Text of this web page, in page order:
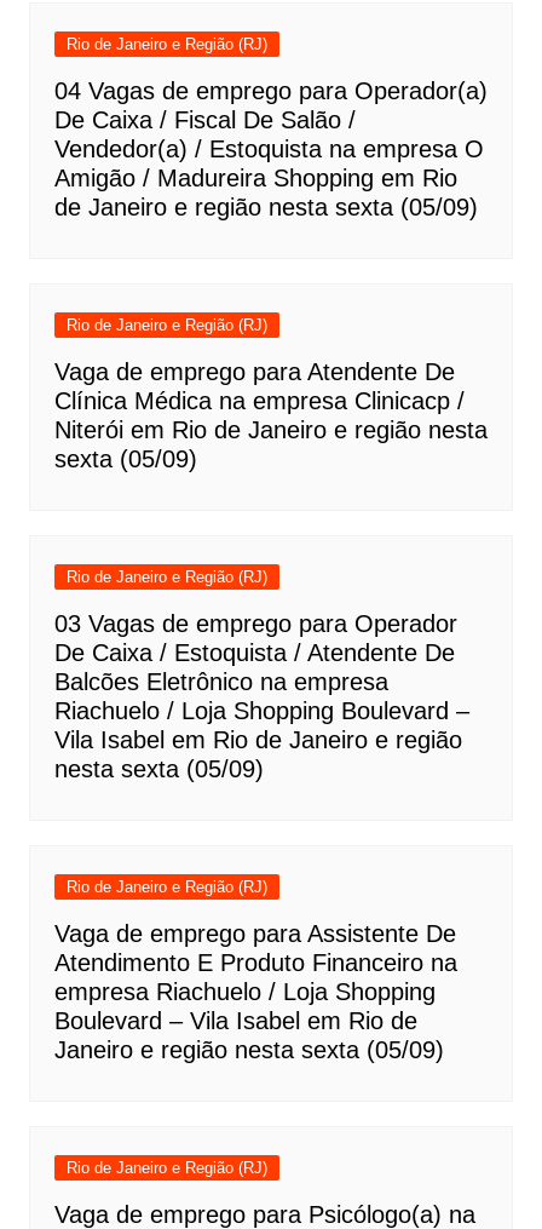
Rio de Janeiro e Região (RJ)
04 Vagas de emprego para Operador(a)
De Caixa / Fiscal De Salão /
Vendedor(a) / Estoquista na empresa O
Amigão / Madureira Shopping em Rio
de Janeiro e região nesta sexta (05/09)
Rio de Janeiro e Região (RJ)
Vaga de emprego para Atendente De
Clínica Médica na empresa Clinicacp /
Niterói em Rio de Janeiro e região nesta
sexta (05/09)
Rio de Janeiro e Região (RJ)
03 Vagas de emprego para Operador
De Caixa / Estoquista / Atendente De
Balcões Eletrônico na empresa
Riachuelo / Loja Shopping Boulevard –
Vila Isabel em Rio de Janeiro e região
nesta sexta (05/09)
Rio de Janeiro e Região (RJ)
Vaga de emprego para Assistente De
Atendimento E Produto Financeiro na
empresa Riachuelo / Loja Shopping
Boulevard – Vila Isabel em Rio de
Janeiro e região nesta sexta (05/09)
Rio de Janeiro e Região (RJ)
Vaga de emprego para Psicólogo(a) na